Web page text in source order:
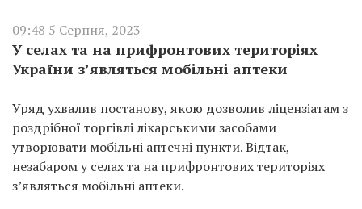
09:48 5 Серпня, 2023
У селах та на прифронтових територіях
України з’являться мобільні аптеки
Уряд ухвалив постанову, якою дозволив ліцензіатам з
роздрібної торгівлі лікарськими засобами
утворювати мобільні аптечні пункти. Відтак,
незабаром у селах та на прифронтових територіях
з’являться мобільні аптеки.